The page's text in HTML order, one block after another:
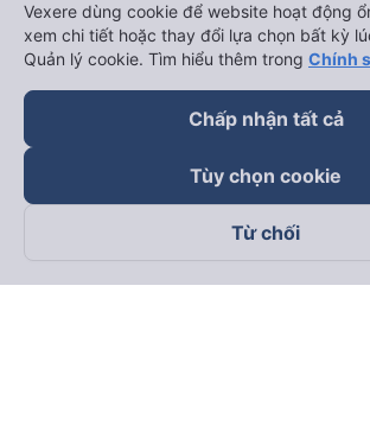
Theo dõi chúng tôi trên
Vexere dùng cookie để website hoạt động
xem chi tiết hoặc thay đổi lựa chọn bất kỳ
Quản lý cookie. Tìm hiểu thêm trong Chính
Chấp nhận tất cả
Tùy chọn cookie
Từ chối